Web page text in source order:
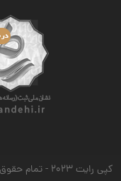
کپی رایت 2023 - تمام حقوق برای